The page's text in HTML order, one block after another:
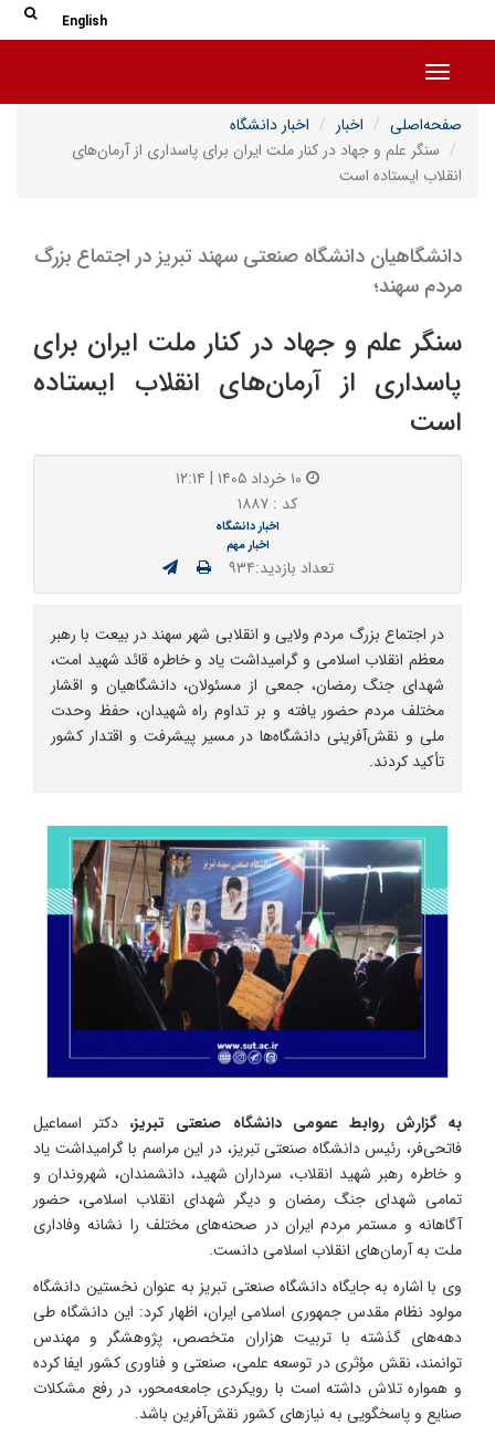
English
Toggle navigation
صفحه‌اصلی اخبار
اخبار دانشگاه
سنگر علم و جهاد در کنار ملت ایران برای پاسداری از آرمان‌های
انقلاب ایستاده است
دانشگاهیان دانشگاه صنعتی سهند تبریز در اجتماع بزرگ
مردم سهند؛
سنگر علم و جهاد در کنار ملت ایران برای
پاسداری از آرمان‌های انقلاب ایستاده
است
کد : ۱۸۸۷
اخبار دانشگاه
اخبار مهم
تعداد بازدید:۹۳۴
در اجتماع بزرگ مردم ولایی و انقلابی شهر سهند در بیعت با رهبر
معظم انقلاب اسلامی و گرامیداشت یاد و خاطره قائد شهید امت،
شهدای جنگ رمضان، جمعی از مسئولان، دانشگاهیان و اقشار
مختلف مردم حضور یافته و بر تداوم راه شهیدان، حفظ وحدت
ملی و نقش‌آفرینی دانشگاه‌ها در مسیر پیشرفت و اقتدار کشور
تأکید کردند.
به گزارش روابط عمومی دانشگاه صنعتی تبریز، دکتر اسماعیل
فاتحی‌فر، رئیس دانشگاه صنعتی تبریز، در این مراسم با گرامیداشت یاد
و خاطره رهبر شهید انقلاب، سرداران شهید، دانشمندان، شهروندان و
تمامی شهدای جنگ رمضان و دیگر شهدای انقلاب اسلامی، حضور
آگاهانه و مستمر مردم ایران در صحنه‌های مختلف را نشانه وفاداری
ملت به آرمان‌های انقلاب اسلامی دانست.
وی با اشاره به جایگاه دانشگاه صنعتی تبریز به عنوان نخستین دانشگاه
مولود نظام مقدس جمهوری اسلامی ایران، اظهار کرد: این دانشگاه طی
دهه‌های گذشته با تربیت هزاران متخصص، پژوهشگر و مهندس
توانمند، نقش مؤثری در توسعه علمی، صنعتی و فناوری کشور ایفا کرده
و همواره تلاش داشته است با رویکردی جامعه‌محور، در رفع مشکلات
صنایع و پاسخگویی به نیازهای کشور نقش‌آفرین باشد.